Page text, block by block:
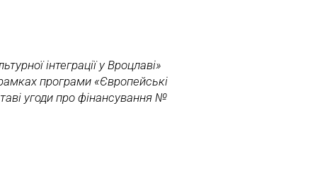
інтеграції у Вроцлаві»
програми «Європейські
угоди про фінансування №